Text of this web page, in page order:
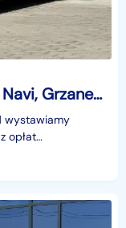
Ford Mondeo IX Mondeo SW Navi, Grzane fotele i Szyba, Climatronic, Czujniki, Kamera,
wystawiamy
opłat